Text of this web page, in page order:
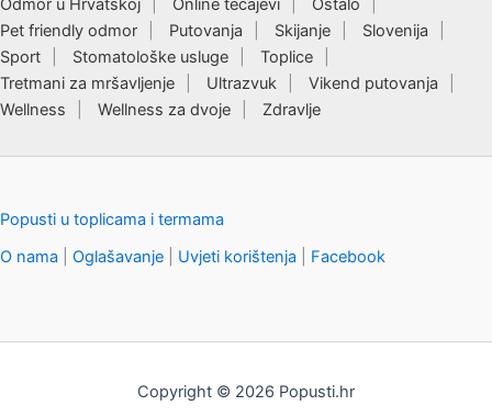
Odmor u Hrvatskoj
Online tečajevi
Ostalo
Pet friendly odmor
Putovanja Skijanje
Slovenija
Sport
Stomatološke usluge
Toplice
Tretmani za mršavljenje
Ultrazvuk
Vikend putovanja
Wellness
Wellness za dvoje Zdravlje
Popusti u toplicama i termama
O nama
Oglašavanje Uvjeti korištenja Facebook
Copyright © 2026 Popusti.hr